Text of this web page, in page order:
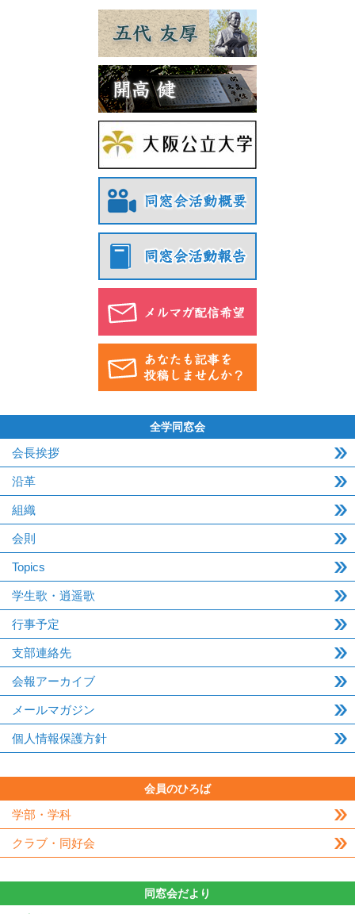
全学同窓会
会長挨拶
沿革
組織
会則
Topics
学生歌・逍遥歌
行事予定
支部連絡先
会報アーカイブ
メールマガジン
個人情報保護方針
会員のひろば
学部・学科
クラブ・同好会
同窓会だより